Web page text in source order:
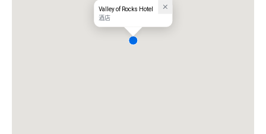
Valley of Rocks Hotel
酒店